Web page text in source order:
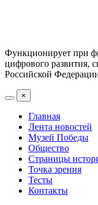
Функционирует при
цифрового развития,
Российской
×
Главная
Лента новостей
Музей Победы
Общество
Страницы
Точка зрения
Тесты
Контакты